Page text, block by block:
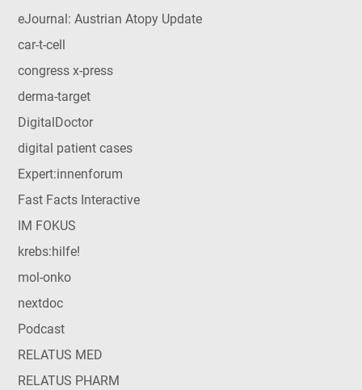
eJournal: Austrian Atopy Update
car-t-cell
congress x-press
derma-target
DigitalDoctor
digital patient cases
Expert:innenforum
Fast Facts Interactive
IM FOKUS
krebs:hilfe!
mol-onko
nextdoc
Podcast
RELATUS MED
RELATUS PHARM